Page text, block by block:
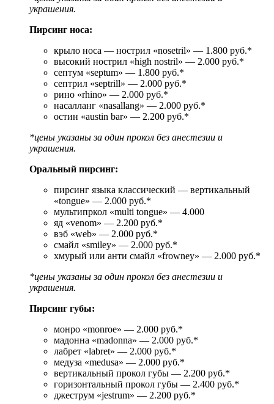
украшения.
Пирсинг носа:
крыло носа — нострил «nosetril» — 1.800 руб.*
высокий нострил «high nostril» — 2.000 руб.*
септум «septum» — 1.800 руб.*
септрил «septrill» — 2.000 руб.*
рино «rhino» — 2.000 руб.*
насалланг «nasallang» — 2.000 руб.*
остин «austin bar» — 2.200 руб.*
*цены указаны за один прокол без анестезии и
украшения.
Оральный пирсинг:
пирсинг языка классический — вертикальный
«tongue» — 2.000 руб.*
мультипркол «multi tongue» — 4.000
яд «venom» — 2.200 руб.*
вэб «web» — 2.000 руб.*
смайл «smiley» — 2.000 руб.*
хмурый или анти смайл «frowney» — 2.000 руб.*
*цены указаны за один прокол без анестезии и
украшения.
Пирсинг губы:
монро «monroe» — 2.000 руб.*
мадонна «madonna» — 2.000 руб.*
лабрет «labret» — 2.000 руб.*
медуза «medusa» — 2.000 руб.*
вертикальный прокол губы — 2.200 руб.*
горизонтальный прокол губы — 2.400 руб.*
джеструм «jestrum» — 2.200 руб.*